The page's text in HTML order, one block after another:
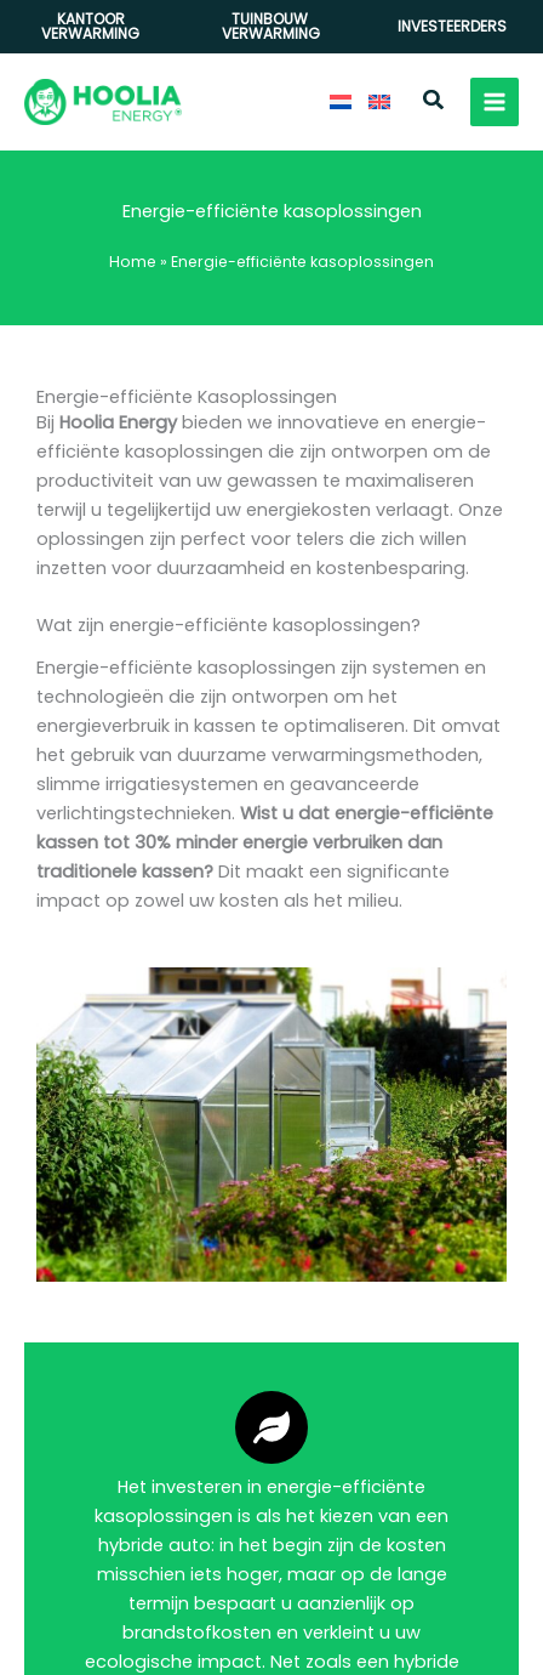
inhoud
KANTOOR
VERWARMING
TUINBOUW
VERWARMING INVESTEERDERS
Zoeken
Energie-efficiënte kasoplossingen
Home » Energie-efficiënte kasoplossingen
Energie-efficiënte Kasoplossingen
Bij Hoolia Energybieden we innovatieve en energie-
efficiënte kasoplossingen die zijn ontworpen om de
productiviteit van uw gewassen te maximaliseren
terwijl u tegelijkertijd uw energiekosten verlaagt. Onze
oplossingen zijn perfect voor telers die zich willen
inzetten voor duurzaamheid en kostenbesparing.
Wat zijn energie-efficiënte kasoplossingen?
Energie-efficiënte kasoplossingen zijn systemen en
technologieën die zijn ontworpen om het
energieverbruik in kassen te optimaliseren. Dit omvat
het gebruik van duurzame verwarmingsmethoden,
slimme irrigatiesystemen en geavanceerde
verlichtingstechnieken. Wist u dat energie-efficiënte
kassen tot 30% minder energie verbruiken dan
traditionele kassen? Dit maakt een significante
impact op zowel uw kosten als het milieu.
Het investeren in energie-efficiënte
kasoplossingen is als het kiezen van een
hybride auto: in het begin zijn de kosten
misschien iets hoger, maar op de lange
termijn bespaart u aanzienlijk op
brandstofkosten en verkleint u uw
ecologische impact. Net zoals een hybride